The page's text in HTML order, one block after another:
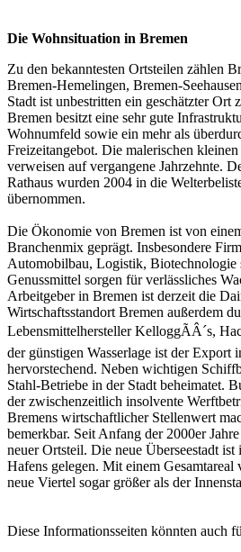
Die Wohnsituation in Bremen
Zu den bekanntesten Ortsteilen zählen
Bremen-Hemelingen, Bremen-
Stadt ist unbestritten ein geschätzter Ort
Bremen besitzt eine sehr gute
Wohnumfeld sowie ein mehr als
Freizeitangebot. Die malerischen
verweisen auf vergangene Jahrzehnte.
Rathaus wurden 2004 in die
übernommen.
Die Ökonomie von Bremen ist von
Branchenmix geprägt. Insbesondere
Automobilbau, Logistik, Biotechnologie
Genussmittel sorgen für verlässliches
Arbeitgeber in Bremen ist derzeit die
Wirtschaftsstandort Bremen außerdem
Lebensmittelhersteller KelloggÃÂ´s,
der günstigen Wasserlage ist der Export
hervorstechend. Neben wichtigen
Stahl-Betriebe in der Stadt beheimatet.
der zwischenzeitlich insolvente
Bremens wirtschaftlicher Stellenwert
bemerkbar. Seit Anfang der 2000er
neuer Ortsteil. Die neue Überseestadt
Hafens gelegen. Mit einem Gesamtareal
neue Viertel sogar größer als der
Diese Informationsseiten könnten auch